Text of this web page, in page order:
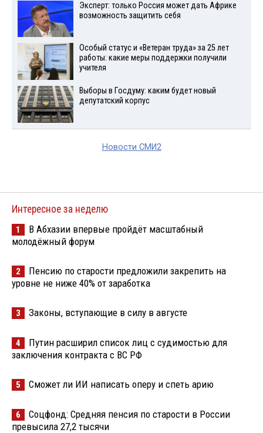
Эксперт: только Россия может дать Африке
возможность защитить себя
Особый статус и «Ветеран труда» за 25 лет
работы: какие меры поддержки получили
учителя
Выборы в Госдуму: каким будет новый
депутатский корпус
Новости СМИ2
Интересное за неделю
1
В Абхазии впервые пройдёт масштабный
молодёжный форум
2
Пенсию по старости предложили закрепить на
уровне не ниже 40% от заработка
3 Законы, вступающие в силу в августе
4
Путин расширил список лиц с судимостью для
заключения контракта с ВС РФ
5 Сможет ли ИИ написать оперу и спеть арию
6
Соцфонд: Средняя пенсия по старости в России
превысила 27,2 тысячи